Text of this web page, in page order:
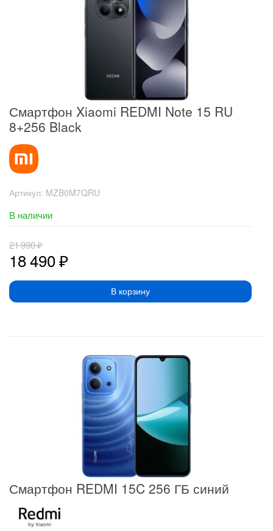
Смартфон Xiaomi REDMI Note 15 RU
8+256 Black
Артикул: MZB0M7QRU
В наличии
18 490₽
21 990₽
В корзину
Смартфон REDMI 15C 256 ГБ синий